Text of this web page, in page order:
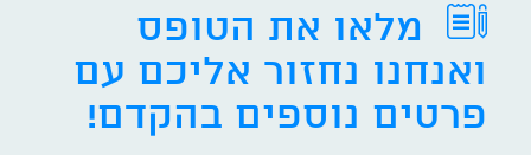
מלאו את הטופס
ואנחנו נחזור אליכם עם
פרטים נוספים בהקדם!